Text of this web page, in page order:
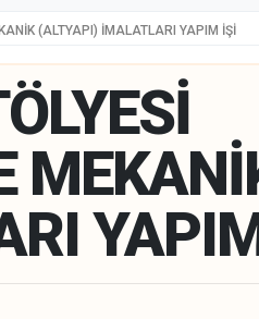
(ALTYAPI) İMALATLARI YAPIM İŞİ